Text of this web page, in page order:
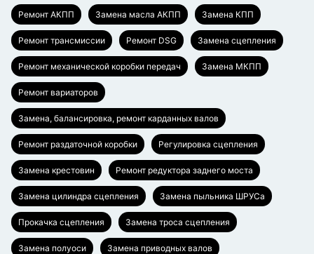
Ремонт АКПП Замена масла АКПП Замена КПП
Ремонт трансмиссии Ремонт DSG Замена сцепления
Ремонт механической коробки передач Замена МКПП
Ремонт вариаторов
Замена, балансировка, ремонт карданных валов
Ремонт раздаточной коробки Регулировка сцепления
Замена крестовин Ремонт редуктора заднего моста
Замена цилиндра сцепления Замена пыльника ШРУСа
Прокачка сцепления Замена троса сцепления
Замена полуоси Замена приводных валов